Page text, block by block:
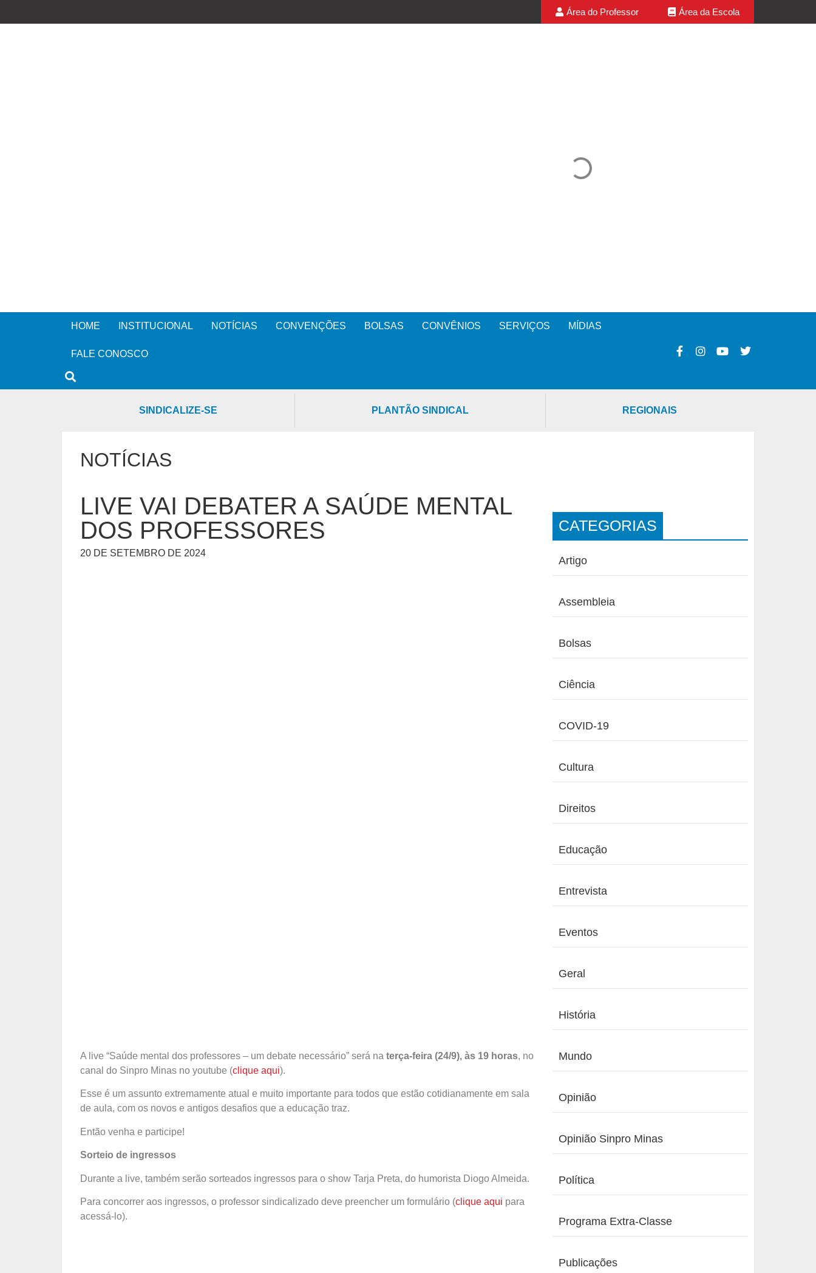
Área do Professor Área da Escola
HOME INSTITUCIONAL NOTÍCIAS CONVENÇÕES BOLSAS CONVÊNIOS SERVIÇOS MÍDIAS
FALE CONOSCO
SINDICALIZE-SE PLANTÃO SINDICAL REGIONAIS
NOTÍCIAS
LIVE VAI DEBATER A SAÚDE MENTAL
DOS PROFESSORES
20 DE SETEMBRO DE 2024
A live “Saúde mental dos professores – um debate necessário” será na terça-feira (24/9), às 19 horas, no
canal do Sinpro Minas no youtube (clique aqui).
Esse é um assunto extremamente atual e muito importante para todos que estão cotidianamente em sala
de aula, com os novos e antigos desafios que a educação traz.
Então venha e participe!
Sorteio de ingressos
Durante a live, também serão sorteados ingressos para o show Tarja Preta, do humorista Diogo Almeida.
Para concorrer aos ingressos, o professor sindicalizado deve preencher um formulário (clique aqui para
acessá-lo).
CATEGORIAS
Artigo
Assembleia
Bolsas
Ciência
COVID-19
Cultura
Direitos
Educação
Entrevista
Eventos
Geral
História
Mundo
Opinião
Opinião Sinpro Minas
Política
Programa Extra-Classe
Publicações